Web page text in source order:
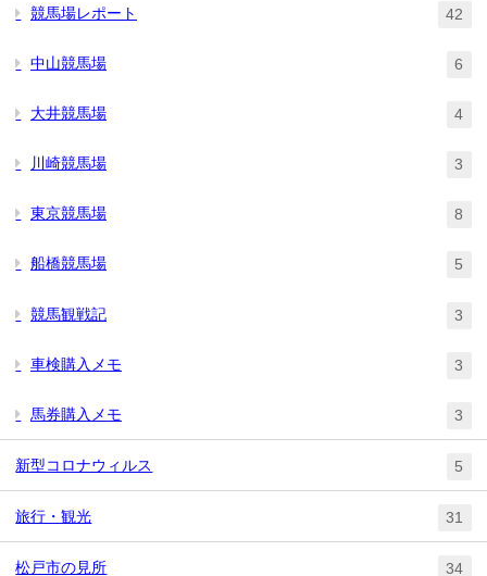
競馬場レポート 42
中山競馬場 6
大井競馬場 4
川崎競馬場 3
東京競馬場 8
船橋競馬場 5
競馬観戦記 3
車検購入メモ 3
馬券購入メモ 3
新型コロナウィルス 5
旅行・観光 31
松戸市の見所 34